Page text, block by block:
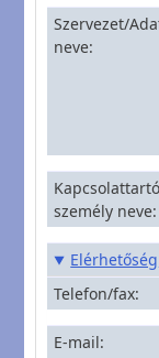
Szervezet/
neve
Kapcsolattartó
személy neve
Elérhetőség
Telefon/fax
E-mail